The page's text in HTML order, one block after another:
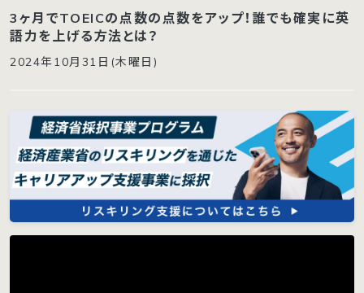
3ヶ月でTOEICの点数の点数をアップ！誰でも確実に英
語力を上げる方法とは？
2024年10月31日(木曜日)